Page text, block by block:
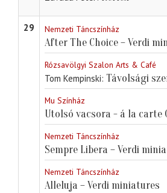
29 Nemzeti Táncszínház
After The Choice – Verdi
Rózsavölgyi Szalon Arts & Café
Tom Kempinski Távolsági
Mu Színház
Utolsó vacsora - á la carte
Nemzeti Táncszínház
Sempre Libera – Verdi
Nemzeti Táncszínház
Alleluja – Verdi miniatures